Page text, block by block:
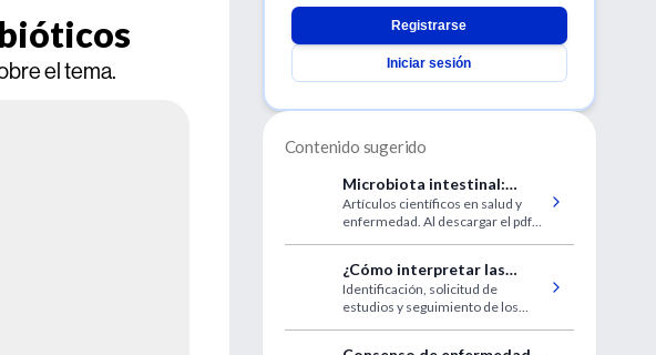
el tema.
Registrarse
Iniciar sesión
Contenido sugerido
Microbiota intestinal:
Impacto de Prebióticos,
Probióticos y Simbióticos
Artículos científicos en salud y
enfermedad. Al descargar el pdf
tema.
¿Cómo interpretar las
pruebas serológicas para
Hepatitis B?
Identificación, solicitud de
estudios y seguimiento de los